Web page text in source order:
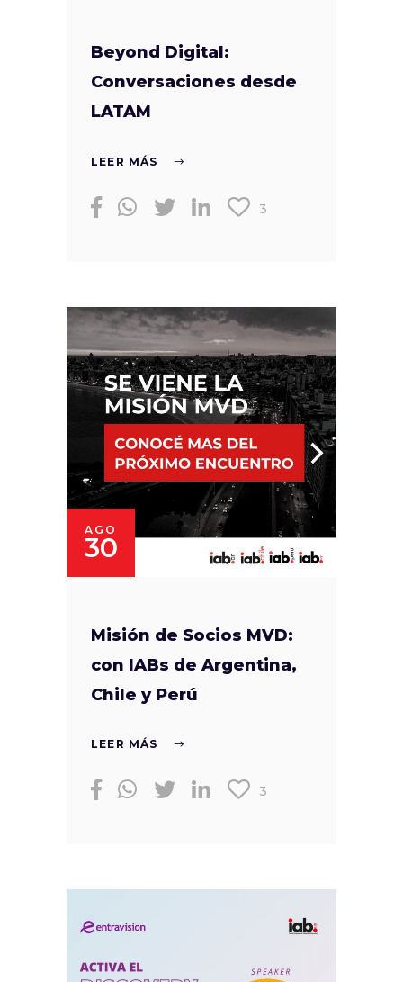
Beyond Digital:
Conversaciones desde
LATAM
LEER MÁS
3
AGO
30
Misión de Socios MVD:
con IABs de Argentina,
Chile y Perú
LEER MÁS
3